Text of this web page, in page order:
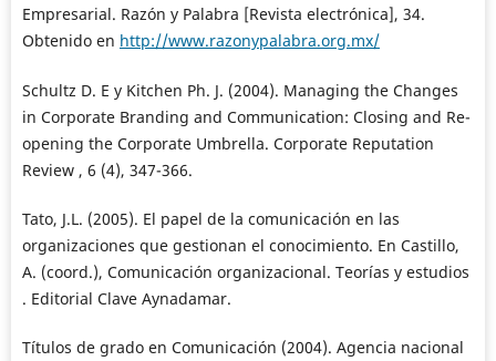
Empresarial. Razón y Palabra [Revista electrónica], 34.
Obtenido en http://www.razonypalabra.org.mx/
Schultz D. E y Kitchen Ph. J. (2004). Managing the Changes
in Corporate Branding and Communication: Closing and Re-
opening the Corporate Umbrella. Corporate Reputation
Review , 6 (4), 347-366.
Tato, J.L. (2005). El papel de la comunicación en las
organizaciones que gestionan el conocimiento. En Castillo,
A. (coord.), Comunicación organizacional. Teorías y estudios
. Editorial Clave Aynadamar.
Títulos de grado en Comunicación (2004). Agencia nacional